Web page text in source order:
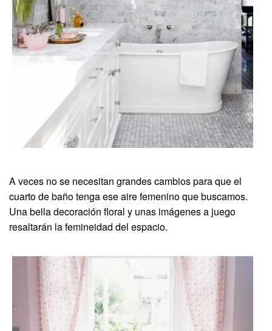
A veces no se necesitan grandes cambios para que el
cuarto de baño tenga ese aire femenino que buscamos.
Una bella decoración floral y unas imágenes a juego
resaltarán la femineidad del espacio.